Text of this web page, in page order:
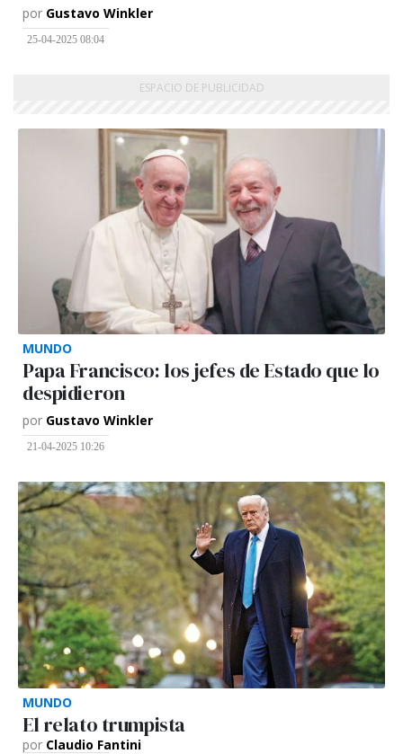
por Gustavo Winkler
25-04-2025 08:04
MUNDO
Papa Francisco: los jefes de Estado que lo
despidieron
por Gustavo Winkler
21-04-2025 10:26
MUNDO
El relato trumpista
por Claudio Fantini